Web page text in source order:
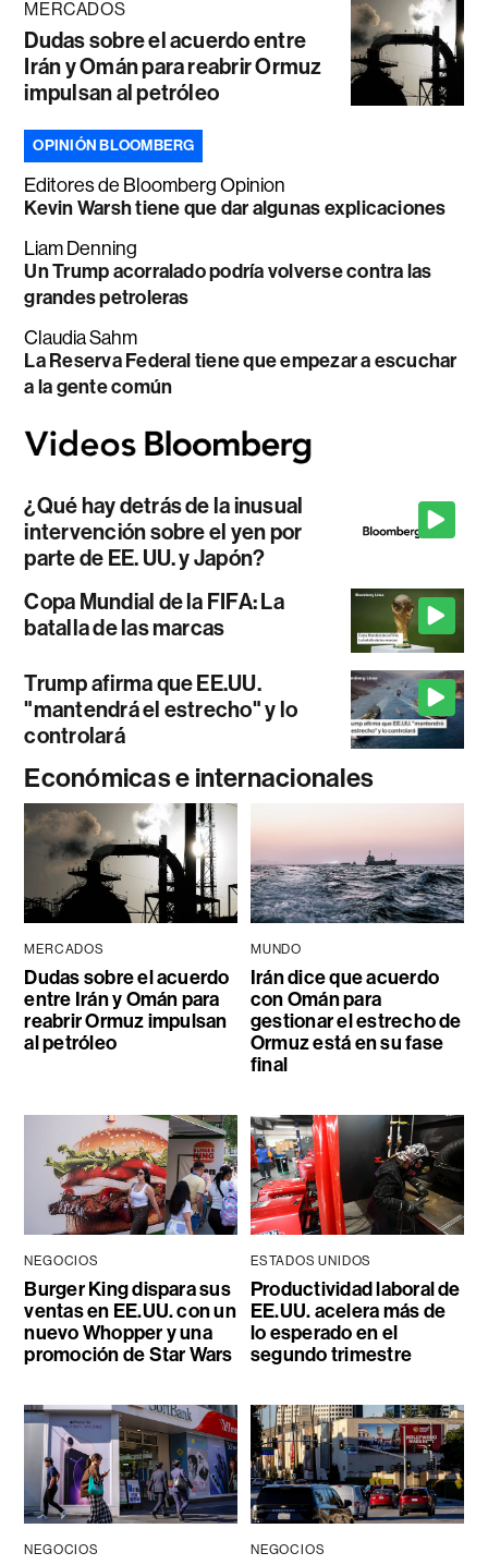
MERCADOS
Dudas sobre el acuerdo entre
Irán y Omán para reabrir Ormuz
impulsan al petróleo
OPINIÓN BLOOMBERG
Editores de Bloomberg Opinion
Kevin Warsh tiene que dar algunas explicaciones
Liam Denning
Un Trump acorralado podría volverse contra las
grandes petroleras
Claudia Sahm
La Reserva Federal tiene que empezar a escuchar
a la gente común
¿Qué hay detrás de la inusual
intervención sobre el yen por
parte de EE. UU. y Japón?
Copa Mundial de la FIFA: La
batalla de las marcas
Trump afirma que EE.UU.
"mantendrá el estrecho" y lo
controlará
Económicas e internacionales
MERCADOS
Dudas sobre el acuerdo
entre Irán y Omán para
reabrir Ormuz impulsan
al petróleo
MUNDO
Irán dice que acuerdo
con Omán para
gestionar el estrecho de
Ormuz está en su fase
final
NEGOCIOS
Burger King dispara sus
ventas en EE.UU. con un
nuevo Whopper y una
promoción de Star Wars
ESTADOS UNIDOS
Productividad laboral de
EE.UU. acelera más de
lo esperado en el
segundo trimestre
NEGOCIOS NEGOCIOS